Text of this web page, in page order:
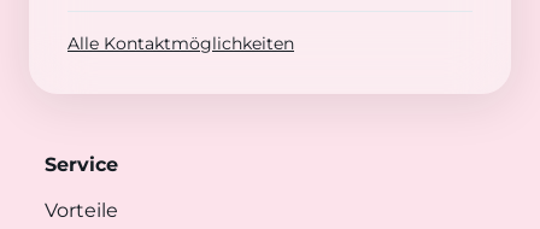
Alle Kontaktmöglichkeiten
Service
Vorteile